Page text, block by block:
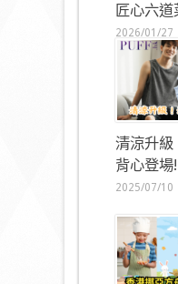
匠心六
2026/01/27
清涼升級
背心登場!
2025/07/10